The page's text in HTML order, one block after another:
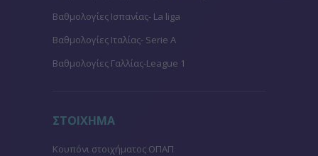
Βαθμολογίες Ισπανίας- La liga
Βαθμολογίες Ιταλίας- Serie A
Βαθμολογίες Γαλλίας-League 1
ΣΤΟΙΧΗΜΑ
Κουπόνι στοιχήματος ΟΠΑΠ